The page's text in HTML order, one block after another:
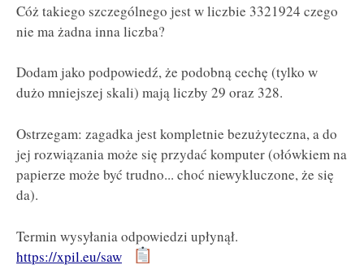
Cóż takiego szczególnego jest w liczbie 3321924 czego
nie ma żadna inna liczba?
Dodam jako podpowiedź, że podobną cechę (tylko w
dużo mniejszej skali) mają liczby 29 oraz 328.
Ostrzegam: zagadka jest kompletnie bezużyteczna, a do
jej rozwiązania może się przydać komputer (ołówkiem na
papierze może być trudno... choć niewykluczone, że się
da).
Termin wysyłania odpowiedzi upłynął.
https://xpil.eu/saw